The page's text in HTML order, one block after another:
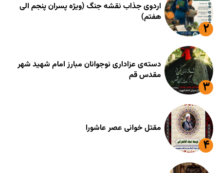
اردوی جذاب نقشه جنگ (ویژه پسران پنجم الی
هفتم)
دسته‌ی عزاداری نوجوانان مبارز امام شهید شهر
مقدس قم
مقتل خوانی عصر عاشورا